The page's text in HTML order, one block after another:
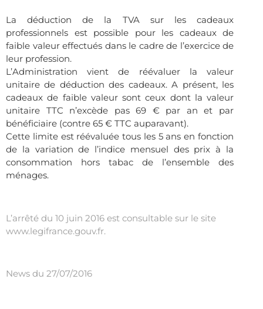
La déduction de la TVA sur les cadeaux
professionnels est possible pour les cadeaux de
faible valeur effectués dans le cadre de l’exercice de
leur profession.
L’Administration vient de réévaluer la valeur
unitaire de déduction des cadeaux. A présent, les
cadeaux de faible valeur sont ceux dont la valeur
unitaire TTC n’excède pas 69 € par an et par
bénéficiaire (contre 65 € TTC auparavant).
Cette limite est réévaluée tous les 5 ans en fonction
de la variation de l’indice mensuel des prix à la
consommation hors tabac de l’ensemble des
ménages.
L’arrêté du 10 juin 2016 est consultable sur le site
www.legifrance.gouv.fr.
News du 27/07/2016